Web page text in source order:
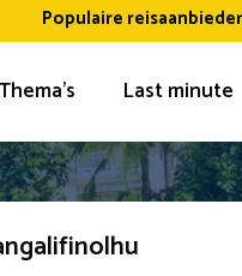
Populaire
Thema’s Last minute